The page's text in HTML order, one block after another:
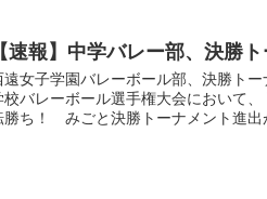
【速報】中学バレー部、決勝
遠女子学園バレーボール部、決勝ト
校バレーボール選手権大会において
勝ち！ みごと決勝トーナメント進出